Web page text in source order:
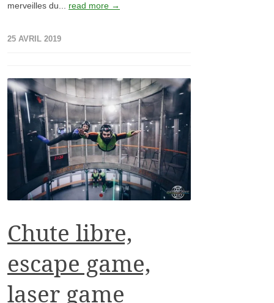
merveilles du... read more →
25 AVRIL 2019
Chute libre,
escape game,
laser game